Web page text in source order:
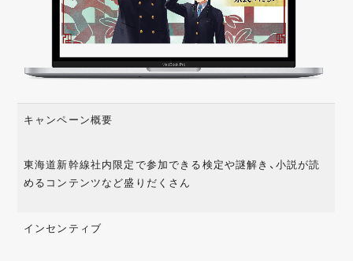
キャンペーン概要
東海道新幹線社内限定で参加できる検定や謎解き、小説が読
めるコンテンツなど盛りだくさん
インセンティブ